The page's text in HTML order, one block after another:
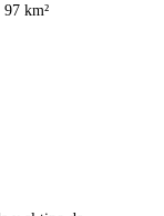
97 km²